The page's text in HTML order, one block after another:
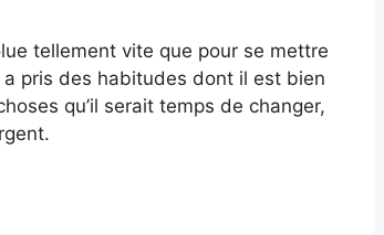
tellement vite que pour se mettre
pris des habitudes dont il est bien
qu’il serait temps de changer,